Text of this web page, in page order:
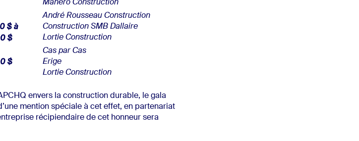
Manero Construction
$ à
$
André Rousseau Construction
Construction SMB Dallaire
Lortie Construction
$
Cas par Cas
Erige
Lortie Construction
envers la construction durable, le gala
mention spéciale à cet effet, en partenariat
récipiendaire de cet honneur sera